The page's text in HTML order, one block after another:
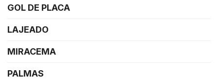
GOL DE PLACA
LAJEADO
MIRACEMA
PALMAS